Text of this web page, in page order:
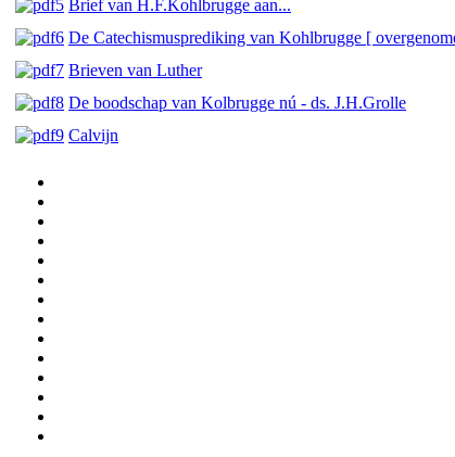
Brief van H.F.Kohlbrugge aan...
De Catechismusprediking van Kohlbrugge [
Brieven van Luther
De boodschap van Kolbrugge nú - ds. J.H.Grolle
Calvijn